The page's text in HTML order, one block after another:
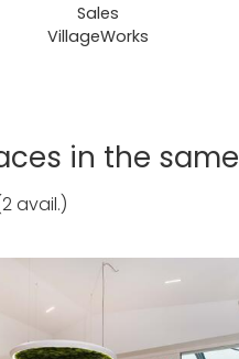
Sales
VillageWorks
in the same
2 avail.)